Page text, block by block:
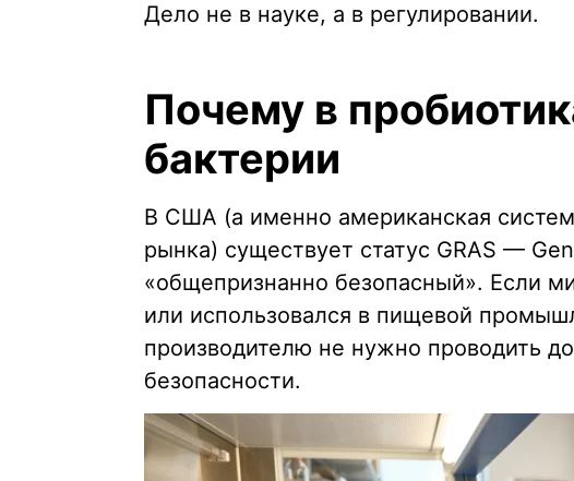
Дело не в науке, а в регулировании.
Почему в
бактерии
В США (а именно американская
рынка) существует статус GRAS —
«общепризнанно безопасный». Если
или использовался в пищевой
производителю не нужно проводить
безопасности.